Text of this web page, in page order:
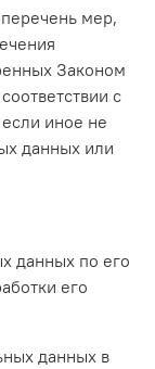
мер,
Законом
с
иное не
данных или
данных по его
его
данных в